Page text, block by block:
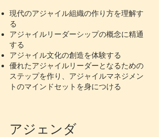
現代のアジャイル組織の作り方を理解す
る
アジャイルリーダーシップの概念に精通
する
アジャイル文化の創造を体験する
優れたアジャイルリーダーとなるための
ステップを作り、アジャイルマネジメン
トのマインドセットを身につける
アジェンダ